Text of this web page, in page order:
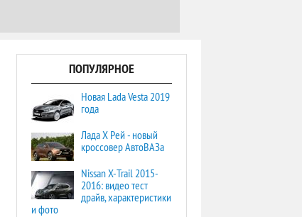
ПОПУЛЯРНОЕ
Новая Lada Vesta 2019
года
Лада Х Рей - новый
кроссовер АвтоВАЗа
Nissan X-Trail 2015-
2016: видео тест
драйв, характеристики
и фото